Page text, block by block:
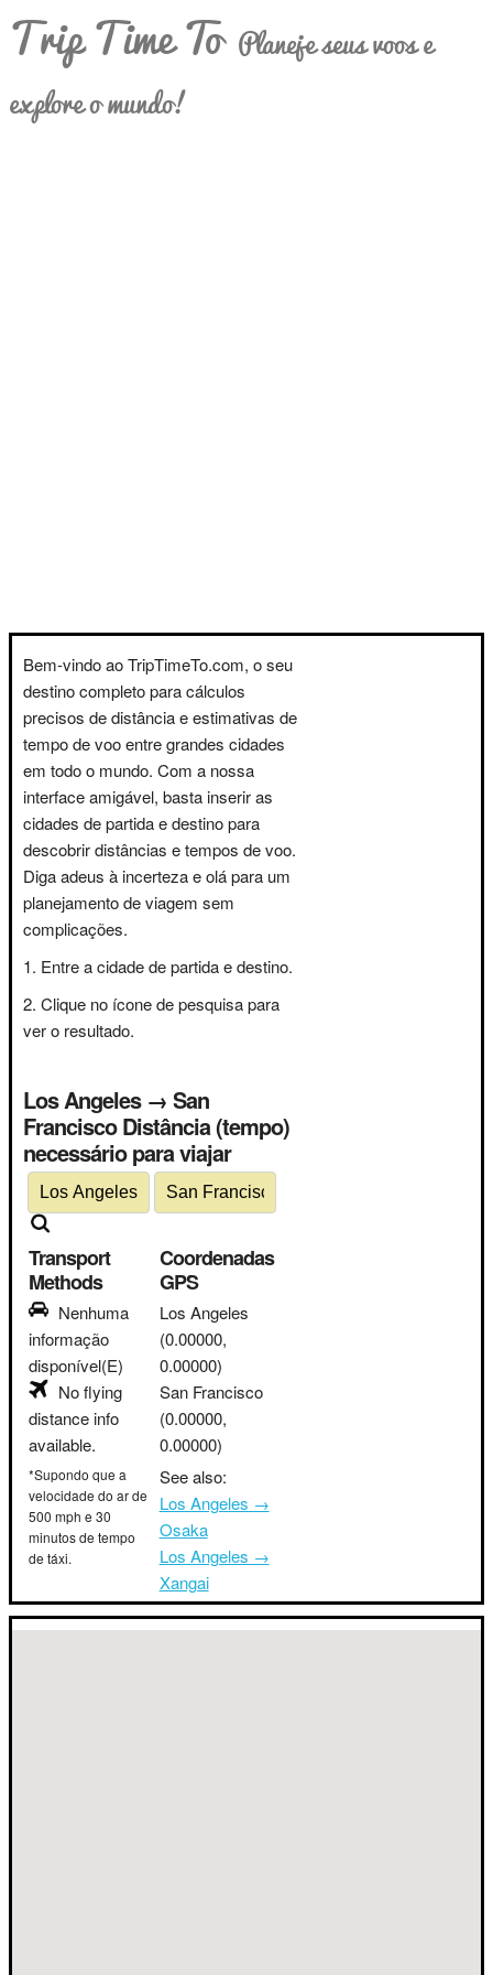
Trip Time To Planeje seus voos e
explore o mundo!
Bem-vindo ao TripTimeTo.com, o seu
destino completo para cálculos
precisos de distância e estimativas de
tempo de voo entre grandes cidades
em todo o mundo. Com a nossa
interface amigável, basta inserir as
cidades de partida e destino para
descobrir distâncias e tempos de voo.
Diga adeus à incerteza e olá para um
planejamento de viagem sem
complicações.
Entre a cidade de partida e destino.
Clique no ícone de pesquisa para
ver o resultado.
Los Angeles → San
Francisco Distância (tempo)
necessário para viajar
Transport
Methods
Nenhuma
informação
disponível(E)
No flying
distance info
available.
*Supondo que a
velocidade do ar de
500 mph e 30
minutos de tempo
de táxi.
Coordenadas
GPS
Los Angeles
(0.00000,
0.00000)
San Francisco
(0.00000,
0.00000)
See also:
Los Angeles →
Osaka
Los Angeles →
Xangai